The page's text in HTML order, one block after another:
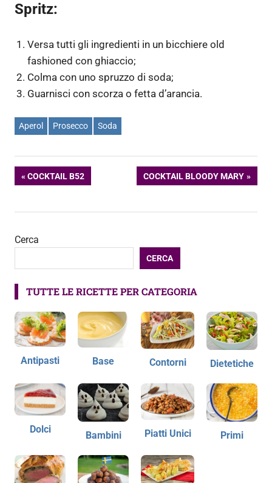
Spritz:
Versa tutti gli ingredienti in un bicchiere old
fashioned con ghiaccio;
Colma con uno spruzzo di soda;
Guarnisci con scorza o fetta d’arancia.
Aperol Prosecco Soda
Navigazione
ARTICOLO
PRECEDENTE:
COCKTAIL B52
ARTICOLO
SUCCESSIVO:
COCKTAIL BLOODY MARY
Cerca
CERCA
TUTTE LE RICETTE PER CATEGORIA
Antipasti Base Contorni Dietetiche
Dolci
Bambini Piatti Unici Primi